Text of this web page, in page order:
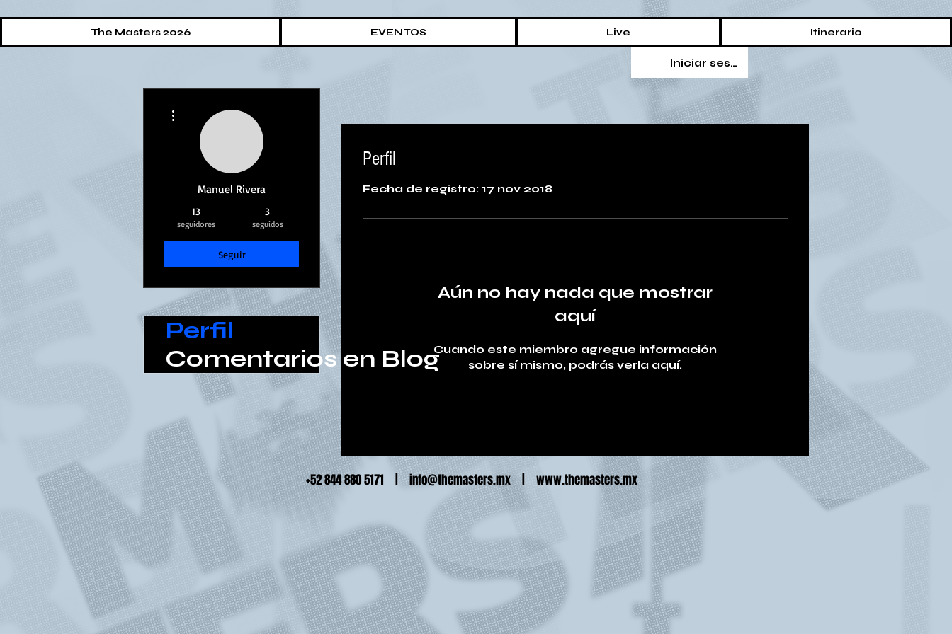
The Masters 2026 EVENTOS Live Itinerario
Iniciar sesión
Perfil
Fecha de registro: 17 nov 2018
Aún no hay nada que mostrar
aquí
Cuando este miembro agregue información
sobre sí mismo, podrás verla aquí.
Manuel Rivera
13
seguidores
3
seguidos
Seguir
Perfil
Comentarios en Blog
+52 844 880 5171 |info@themasters.mx| www.themasters.mx